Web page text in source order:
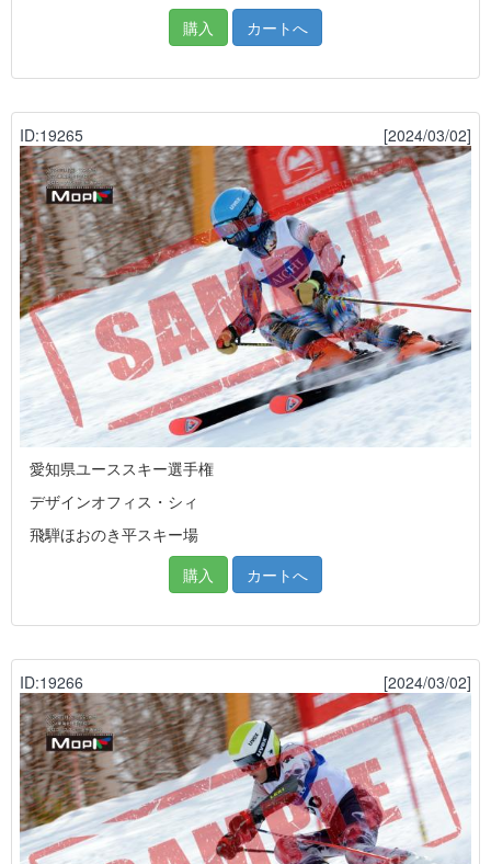
購入
カートへ
ID:19265 [2024/03/02]
愛知県ユーススキー選手権
デザインオフィス・シィ
飛騨ほおのき平スキー場
購入
カートへ
ID:19266 [2024/03/02]